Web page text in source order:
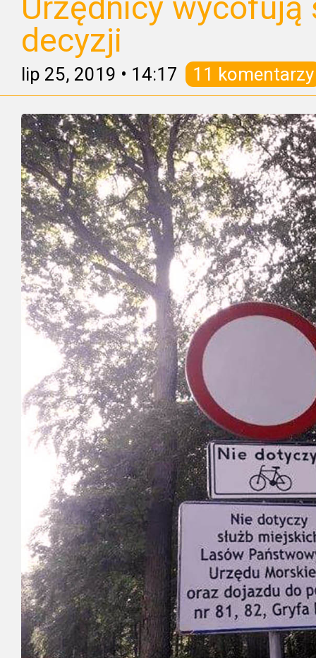
Urzędnicy wycofują
decyzji
lip 25, 2019 • 14:17 11 komentarzy